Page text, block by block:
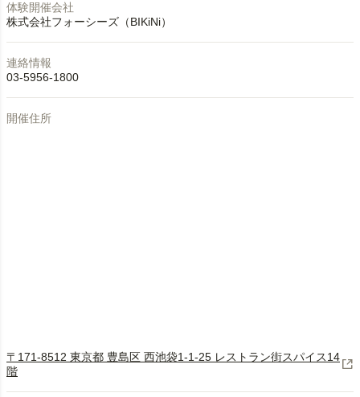
体験開催会社
株式会社フォーシーズ（BIKiNi）
連絡情報
03-5956-1800
開催住所
〒171-8512 東京都 豊島区 西池袋1-1-25 レストラン街スパイス14
階